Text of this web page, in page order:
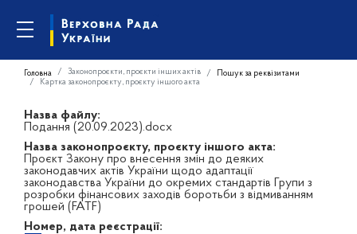
Головна Законопроєкти, проєкти інших актів
Пошук за реквізитами
Картка законопроєкту, проєкту іншого акта
Назва файлу:
Подання (20.09.2023).docx
Назва законопроєкту, проєкту іншого акта:
Проєкт Закону про внесення змін до деяких
законодавчих актів України щодо адаптації
законодавства України до окремих стандартів Групи з
розробки фінансових заходів боротьби з відмиванням
грошей (FATF)
Номер, дата реєстрації: